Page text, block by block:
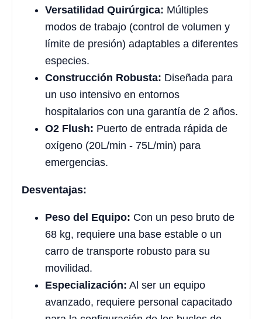
Versatilidad Quirúrgica: Múltiples
modos de trabajo (control de volumen y
límite de presión) adaptables a diferentes
especies.
Construcción Robusta: Diseñada para
un uso intensivo en entornos
hospitalarios con una garantía de 2 años.
O2 Flush: Puerto de entrada rápida de
oxígeno (20L/min - 75L/min) para
emergencias.
Desventajas:
Peso del Equipo: Con un peso bruto de
68 kg, requiere una base estable o un
carro de transporte robusto para su
movilidad.
Especialización: Al ser un equipo
avanzado, requiere personal capacitado